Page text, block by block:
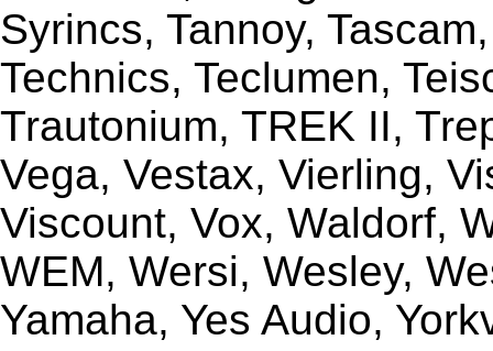
Syrincs, Tannoy,
Technics, Teclumen,
Trautonium, TREK II,
Vega, Vestax, Vierling,
Viscount, Vox, Waldorf,
WEM, Wersi, Wesley,
Yamaha, Yes Audio,